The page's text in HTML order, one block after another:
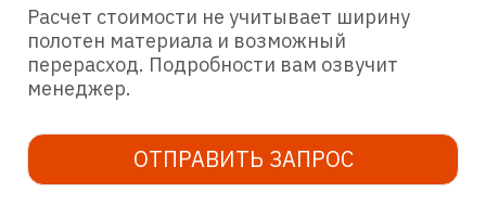
Расчет стоимости не учитывает ширину
полотен материала и возможный
перерасход. Подробности вам озвучит
менеджер.
ОТПРАВИТЬ ЗАПРОС